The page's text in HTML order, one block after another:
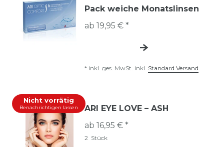
Pack weiche Monatslinsen
ab 19,95 € *
* inkl. ges. MwSt. inkl. Standard Versand
Nicht vorrätig
Benachrichtigen lassen
ARI EYE LOVE – ASH
ab 16,95 € *
2 Stück